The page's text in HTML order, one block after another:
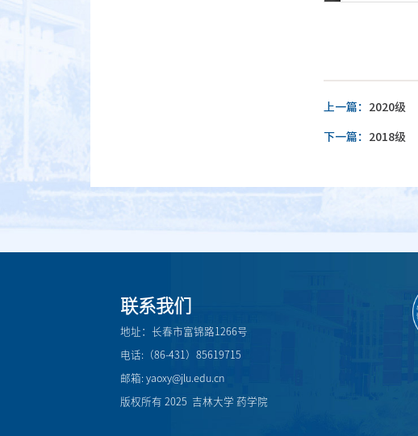
上一篇： 2020级
下一篇： 2018级
联系我们
地址：长春市富锦路1266号
电话:（86-431）85619715
邮箱: yaoxy@jlu.edu.cn
版权所有 2025 吉林大学 药学院